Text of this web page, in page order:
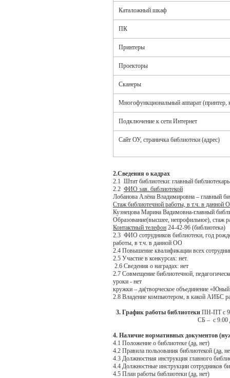
Каталожный шкаф
ПК
Принтеры
Проекторы
Сканеры
Многофункциональный аппарат (принтер,
Подключение к сети Интернет
Сайт ОУ, страничка библиотеки (адрес)
2.Сведения о кадрах
2.1 Штат библиотеки: главный библиотекарь
2.2 ФИО зав. библиотекой
Лобанова Алёна Владимировна – главный
Стаж библиотечной работы, в т.ч. в данной
Кузнецова Марина Вадимовна-главный
Образование(высшее, непрофильное), стаж
Контактный телефон 24-42-96 (библиотека)
2.3 ФИО сотрудников библиотеки, год
работы, в т.ч. в данной ОО
2.4 Повышение квалификации всех
2.5 Участие в конкурсах: нет.
2.6 Сведения о наградах: нет
2.7 Совмещение библиотечной,
уроки - нет
кружки – да(творческое объединение
2.8 Владение компьютером, в какой АИБС
3. График работы библиотеки ПН-ПТ с
СБ – с 9.00 до 12.30,
4. Наличие нормативных документов
4.1 Положение о библиотеке (да, нет)
4.2 Правила пользования библиотекой (да,
4.3 Должностная инструкция главного
4.4 Должностные инструкции сотрудников
4.5 План работы библиотеки (да, нет)